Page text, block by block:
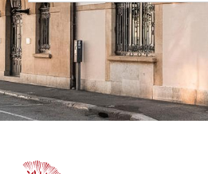
Navigation principale